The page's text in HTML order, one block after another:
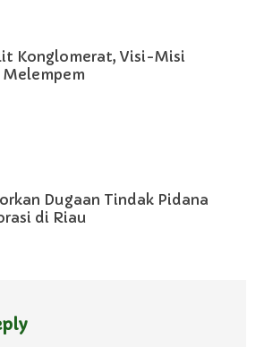
Konglomerat, Visi-Misi
Dugaan Tindak Pidana
di Riau